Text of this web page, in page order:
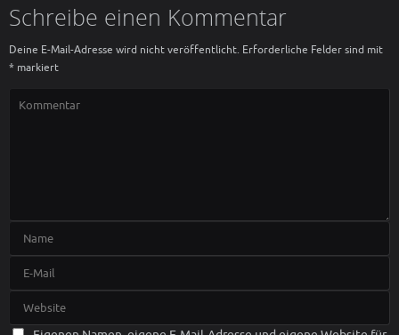
Schreibe einen Kommentar
Deine E-Mail-Adresse wird nicht veröffentlicht. Erforderliche Felder sind mit
* markiert